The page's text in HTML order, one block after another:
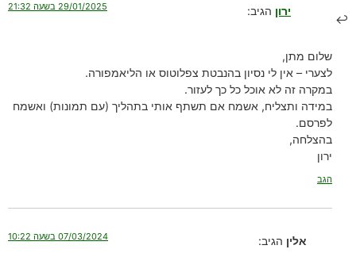
ירון הגיב: 29/01/2025 בשעה 21:32
שלום מתן,
לצערי – אין לי נסיון בהנבטת צפלוטוס או הליאמפורה.
במקרה זה לא אוכל כל כך לעזור.
במידה ותצליח, אשמח אם תשתף אותי בתהליך (עם תמונות) ואשמח
לפרסם.
בהצלחה,
ירון
הגב
אלין הגיב: 07/03/2024 בשעה 10:22